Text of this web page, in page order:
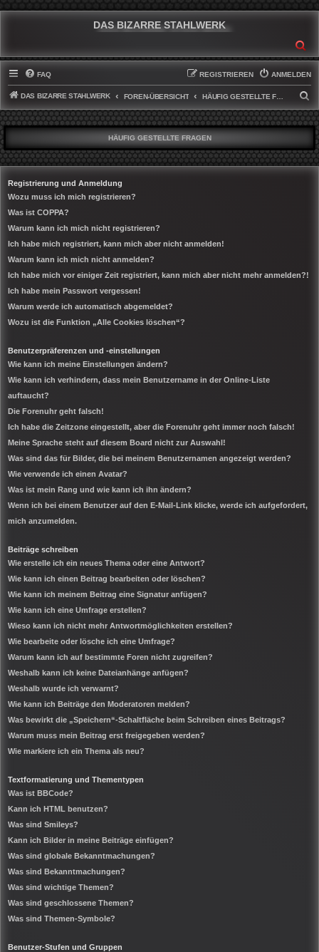
DAS BIZARRE STAHLWERK
FAQ ANMELDEN
REGISTRIEREN
DAS BIZARRE STAHLWERK FOREN-ÜBERSICHT HÄUFIG GESTELLTE FRAGEN
U
C
H
E
HÄUFIG GESTELLTE FRAGEN
Registrierung und Anmeldung
Wozu muss ich mich registrieren?
Was ist COPPA?
Warum kann ich mich nicht registrieren?
Ich habe mich registriert, kann mich aber nicht anmelden!
Warum kann ich mich nicht anmelden?
Ich habe mich vor einiger Zeit registriert, kann mich aber nicht mehr anmelden?!
Ich habe mein Passwort vergessen!
Warum werde ich automatisch abgemeldet?
Wozu ist die Funktion „Alle Cookies löschen“?
Benutzerpräferenzen und -einstellungen
Wie kann ich meine Einstellungen ändern?
Wie kann ich verhindern, dass mein Benutzername in der Online-Liste
auftaucht?
Die Forenuhr geht falsch!
Ich habe die Zeitzone eingestellt, aber die Forenuhr geht immer noch falsch!
Meine Sprache steht auf diesem Board nicht zur Auswahl!
Was sind das für Bilder, die bei meinem Benutzernamen angezeigt werden?
Wie verwende ich einen Avatar?
Was ist mein Rang und wie kann ich ihn ändern?
Wenn ich bei einem Benutzer auf den E-Mail-Link klicke, werde ich aufgefordert,
mich anzumelden.
Beiträge schreiben
Wie erstelle ich ein neues Thema oder eine Antwort?
Wie kann ich einen Beitrag bearbeiten oder löschen?
Wie kann ich meinem Beitrag eine Signatur anfügen?
Wie kann ich eine Umfrage erstellen?
Wieso kann ich nicht mehr Antwortmöglichkeiten erstellen?
Wie bearbeite oder lösche ich eine Umfrage?
Warum kann ich auf bestimmte Foren nicht zugreifen?
Weshalb kann ich keine Dateianhänge anfügen?
Weshalb wurde ich verwarnt?
Wie kann ich Beiträge den Moderatoren melden?
Was bewirkt die „Speichern“-Schaltfläche beim Schreiben eines Beitrags?
Warum muss mein Beitrag erst freigegeben werden?
Wie markiere ich ein Thema als neu?
Textformatierung und Thementypen
Was ist BBCode?
Kann ich HTML benutzen?
Was sind Smileys?
Kann ich Bilder in meine Beiträge einfügen?
Was sind globale Bekanntmachungen?
Was sind Bekanntmachungen?
Was sind wichtige Themen?
Was sind geschlossene Themen?
Was sind Themen-Symbole?
Benutzer-Stufen und Gruppen